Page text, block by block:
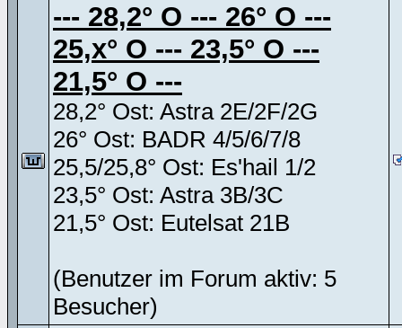
--- 28,2° O --- 26° O ---
25,x° O --- 23,5° O ---
21,5° O ---
28,2° Ost: Astra 2E/2F/2G
26° Ost: BADR 4/5/6/7/8
25,5/25,8° Ost: Es'hail 1/2
23,5° Ost: Astra 3B/3C
21,5° Ost: Eutelsat 21B
(Benutzer im Forum aktiv: 5
Besucher)